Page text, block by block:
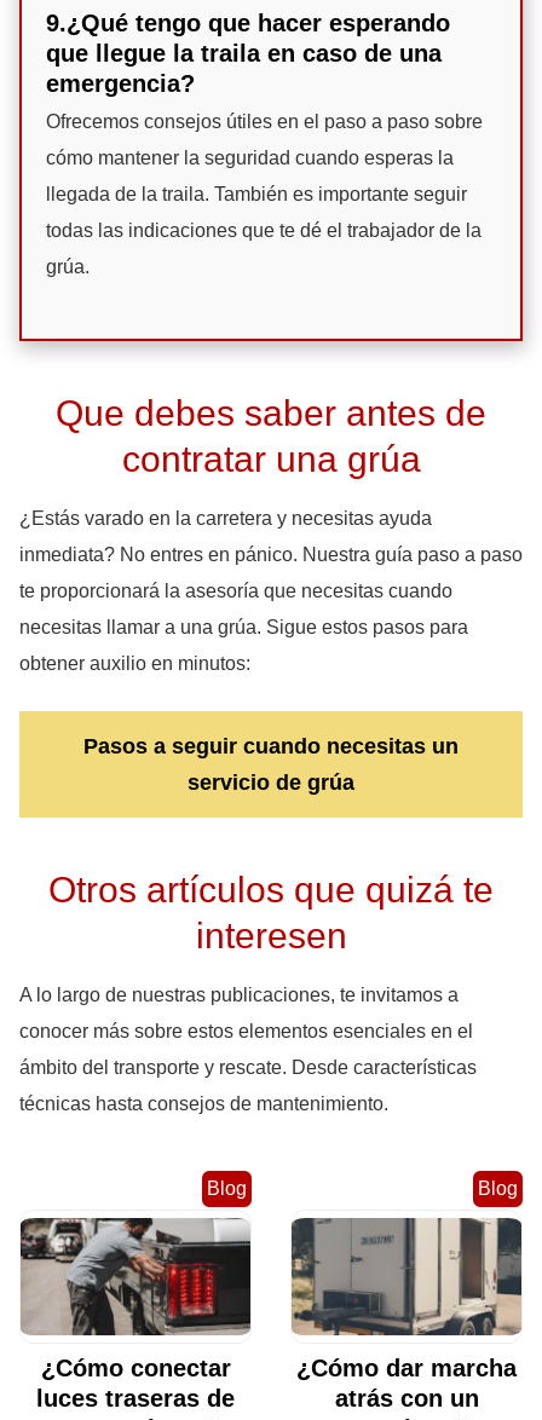
9.¿Qué tengo que hacer esperando
que llegue la traila en caso de una
emergencia?
Ofrecemos consejos útiles en el paso a paso sobre
cómo mantener la seguridad cuando esperas la
llegada de la traila. También es importante seguir
todas las indicaciones que te dé el trabajador de la
grúa.
Que debes saber antes de
contratar una grúa
¿Estás varado en la carretera y necesitas ayuda
inmediata? No entres en pánico. Nuestra guía paso a paso
te proporcionará la asesoría que necesitas cuando
necesitas llamar a una grúa. Sigue estos pasos para
obtener auxilio en minutos:
Pasos a seguir cuando necesitas un
servicio de grúa
Otros artículos que quizá te
interesen
A lo largo de nuestras publicaciones, te invitamos a
conocer más sobre estos elementos esenciales en el
ámbito del transporte y rescate. Desde características
técnicas hasta consejos de mantenimiento.
Blog
¿Cómo conectar
luces traseras de
Blog
¿Cómo dar marcha
atrás con un